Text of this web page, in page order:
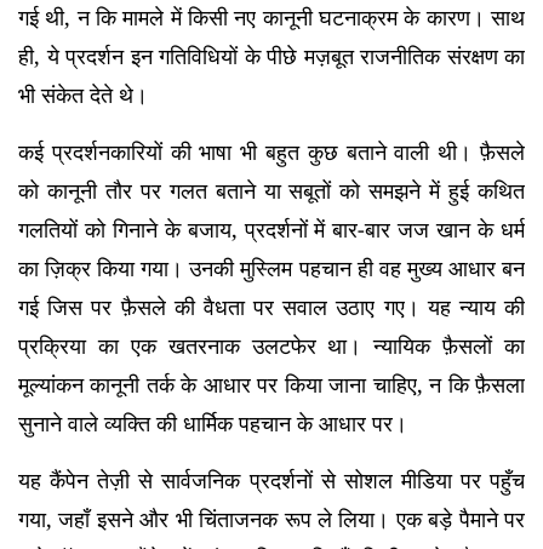
गई थी, न कि मामले में किसी नए कानूनी घटनाक्रम के कारण। साथ
ही, ये प्रदर्शन इन गतिविधियों के पीछे मज़बूत राजनीतिक संरक्षण का
भी संकेत देते थे।
कई प्रदर्शनकारियों की भाषा भी बहुत कुछ बताने वाली थी। फ़ैसले
को कानूनी तौर पर गलत बताने या सबूतों को समझने में हुई कथित
गलतियों को गिनाने के बजाय, प्रदर्शनों में बार-बार जज खान के धर्म
का ज़िक्र किया गया। उनकी मुस्लिम पहचान ही वह मुख्य आधार बन
गई जिस पर फ़ैसले की वैधता पर सवाल उठाए गए। यह न्याय की
प्रक्रिया का एक खतरनाक उलटफेर था। न्यायिक फ़ैसलों का
मूल्यांकन कानूनी तर्क के आधार पर किया जाना चाहिए, न कि फ़ैसला
सुनाने वाले व्यक्ति की धार्मिक पहचान के आधार पर।
यह कैंपेन तेज़ी से सार्वजनिक प्रदर्शनों से सोशल मीडिया पर पहुँच
गया, जहाँ इसने और भी चिंताजनक रूप ले लिया। एक बड़े पैमाने पर